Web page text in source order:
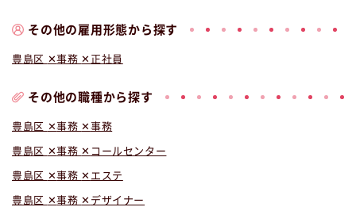
その他の雇用形態から探す
豊島区 事務 正社員
その他の職種から探す
豊島区 事務 事務
豊島区 事務 コールセンター
豊島区 事務 エステ
豊島区 事務 デザイナー